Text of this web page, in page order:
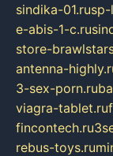
sindika-01.ru
e-abis-1-c.ru
store-
antenna-
3-sex-porn.ru
viagra-tablet.ru
fincontech.ru
rebus-toys.ru